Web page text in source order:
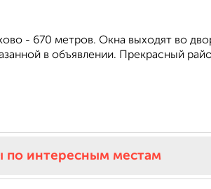
- 670 метров. Окна выходят во
в объявлении. Прекрасный
по интересным местам